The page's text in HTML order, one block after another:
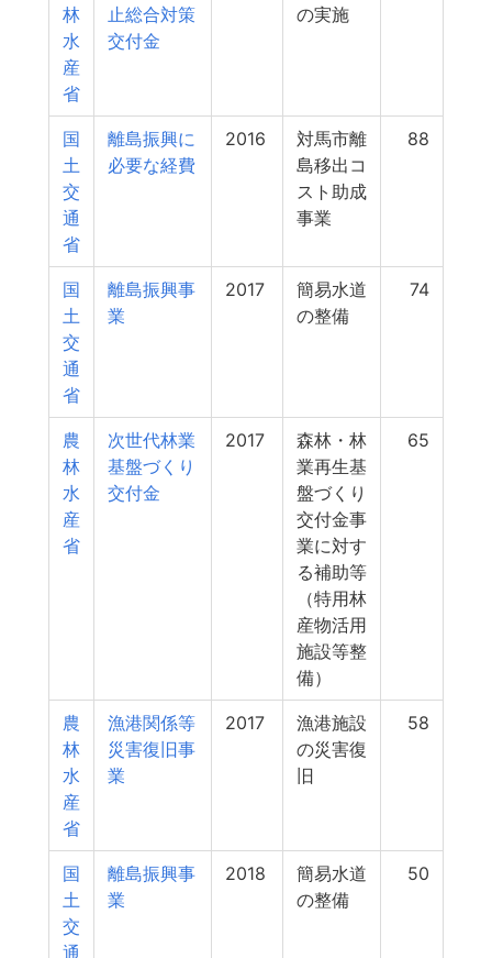
林
水
産
省
止総合対策
交付金
の実施
国
土
交
通
省
離島振興に
必要な経費
2016
対馬市離
島移出コ
スト助成
事業
88
国
土
交
通
省
離島振興事
業
2017
簡易水道
の整備
74
農
林
水
産
省
次世代林業
基盤づくり
交付金
2017
森林・林
業再生基
盤づくり
交付金事
業に対す
る補助等
（特用林
産物活用
施設等整
備）
65
農
林
水
産
省
漁港関係等
災害復旧事
業
2017
漁港施設
の災害復
旧
58
国
土
交
通
離島振興事
業
2018
簡易水道
の整備
50